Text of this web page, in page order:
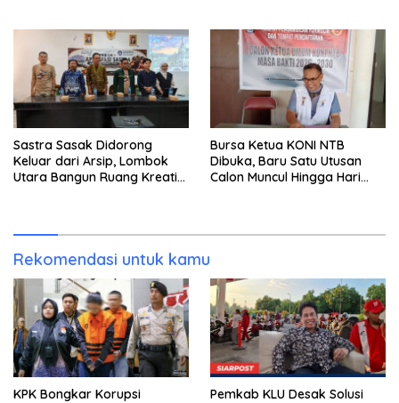
Kunjung Tuntas
Sastra Sasak Didorong
Keluar dari Arsip, Lombok
Utara Bangun Ruang Kreatif
Bursa Ketua KONI NTB
Dibuka, Baru Satu Utusan
Calon Muncul Hingga Hari
Rekomendasi untuk kamu
KPK Bongkar Korupsi
Pemkab KLU Desak Solusi